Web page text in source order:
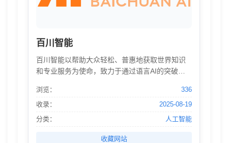
百川智能
百川智能以帮助大众轻松、普惠地获取世界知识
和专业服务为使命，致力于通过语言AI的突破，
合了意图理解、信息检索以及强化学习技术，结
合有监督微调与人类意图对齐，在知识问答、文
本创作领域表现突出。
浏览：
336
收录：
2025-08-19
分类：
人工智能
收藏网站